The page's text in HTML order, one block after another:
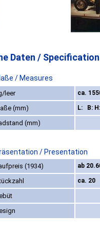
Daten /
/ Measures
leer ca.
(mm) L: B: H:
(mm)
/ Presentation
(1934) ab
ca. 20